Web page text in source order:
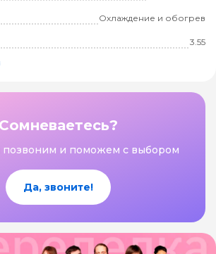
Охлаждение и обогрев
3.55
Сомневаетесь?
позвоним и поможем с выбором
Да, звоните!